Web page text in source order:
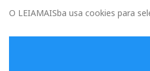
O LEIAMAISba usa cookies para